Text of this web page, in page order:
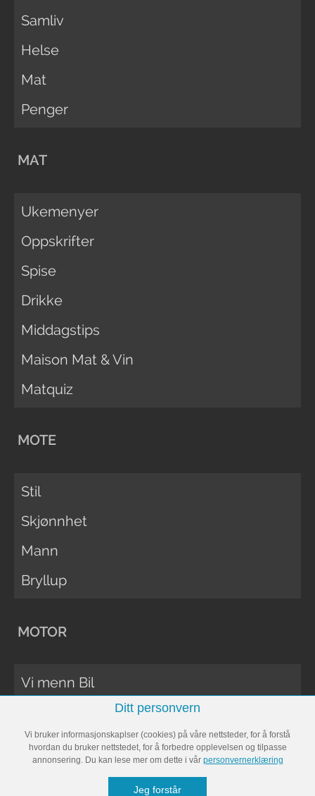
Samliv
Helse
Mat
Penger
MAT
Ukemenyer
Oppskrifter
Spise
Drikke
Middagstips
Maison Mat & Vin
Matquiz
MOTE
Stil
Skjønnhet
Mann
Bryllup
MOTOR
Vi menn Bil
Vi Menn Båt
Ditt personvern
Vi bruker informasjonskaplser (cookies) på våre nettsteder, for å forstå
hvordan du bruker nettstedet, for å forbedre opplevelsen og tilpasse
annonsering. Du kan lese mer om dette i vår personvernerklæring
Jeg forstår